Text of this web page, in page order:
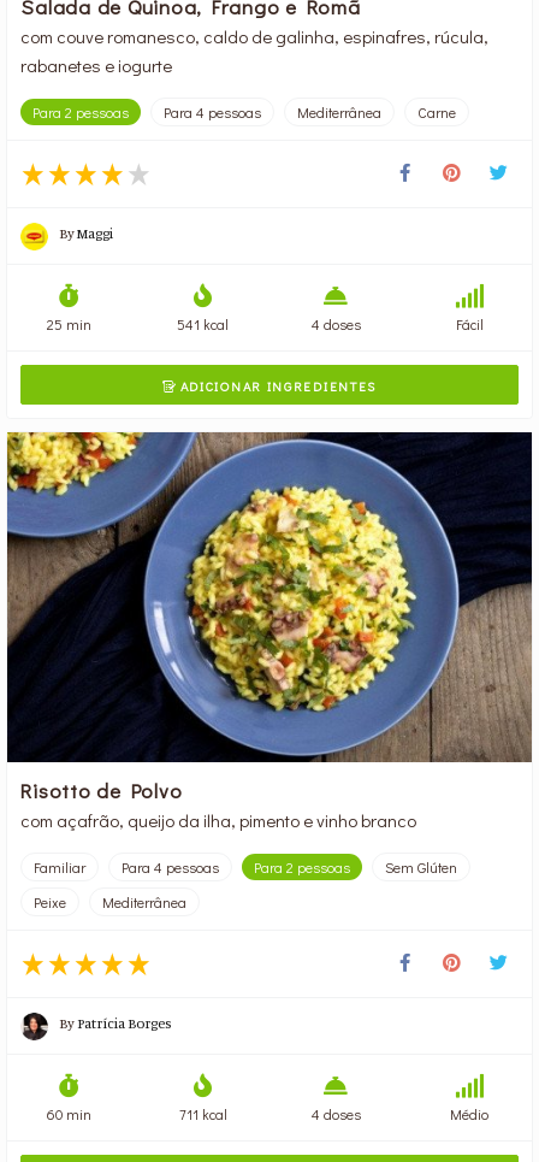
Salada de Quinoa, Frango e Romã
com couve romanesco, caldo de galinha, espinafres, rúcula,
rabanetes e iogurte
Para 2 pessoas Para 4 pessoas Mediterrânea Carne
ByMaggi
25 min 541 kcal 4 doses Fácil
ADICIONAR INGREDIENTES
Risotto de Polvo
com açafrão, queijo da ilha, pimento e vinho branco
Familiar Para 4 pessoas Para 2 pessoas
Sem Glúten
Peixe
Mediterrânea
ByPatrícia Borges
60 min 711 kcal 4 doses Médio